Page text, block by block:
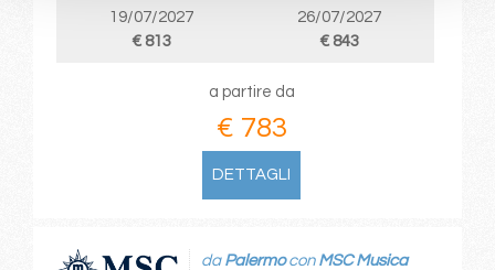
19/07/2027
€ 813
26/07/2027
€ 843
a partire da
€ 783
DETTAGLI
da Palermocon MSC Musica